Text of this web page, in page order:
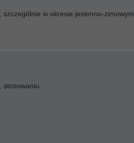
w okresie jesienno-zimowym